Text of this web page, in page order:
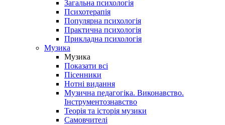
Загальна психологія
Психотерапія
Популярна психологія
Практична психологія
Прикладна психологія
Музика
Музика
Показати всі
Пісенники
Нотні видання
Музична педагогіка. Виконавство.
Інструментознавство
Теорія та історія музики
Самовчителі